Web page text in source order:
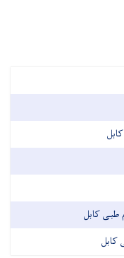
طبی کابل
کابل